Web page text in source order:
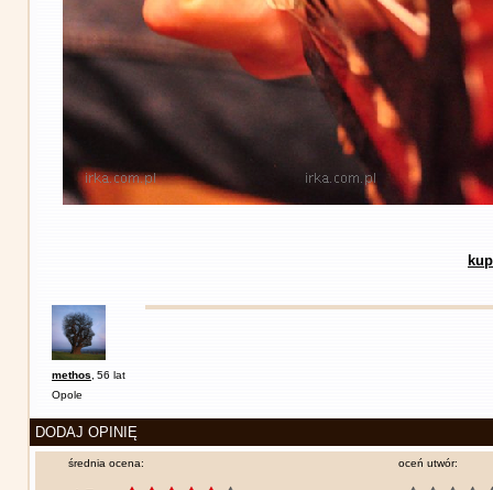
methos 56 lat
Opole
DODAJ OPINIĘ
średnia ocena: oceń utwór: